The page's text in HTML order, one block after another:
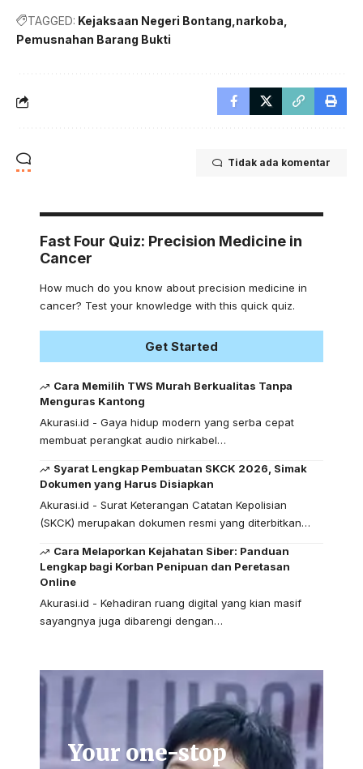
TAGGED: Kejaksaan Negeri Bontang narkoba
Pemusnahan Barang Bukti
Tidak ada komentar
Fast Four Quiz: Precision Medicine in
Cancer
How much do you know about precision medicine in
cancer? Test your knowledge with this quick quiz.
Get Started
Cara Memilih TWS Murah Berkualitas Tanpa
Menguras Kantong
Akurasi.id - Gaya hidup modern yang serba cepat
membuat perangkat audio nirkabel…
Syarat Lengkap Pembuatan SKCK 2026, Simak
Dokumen yang Harus Disiapkan
Akurasi.id - Surat Keterangan Catatan Kepolisian
(SKCK) merupakan dokumen resmi yang diterbitkan…
Cara Melaporkan Kejahatan Siber: Panduan
Lengkap bagi Korban Penipuan dan Peretasan
Online
Akurasi.id - Kehadiran ruang digital yang kian masif
sayangnya juga dibarengi dengan…
Your one-stop